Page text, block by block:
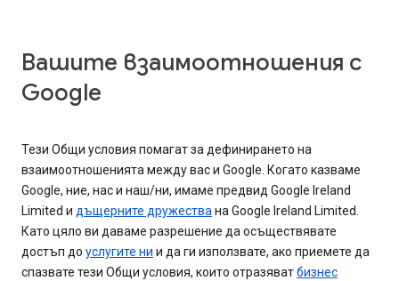
Вашите взаимоотношения с
Google
Тези Общи условия помагат за дефинирането на
взаимоотношенията между вас и Google. Когато казваме
Google, ние, нас и наш/ни, имаме предвид Google Ireland
Limited и дъщерните дружества на Google Ireland Limited.
Като цяло ви даваме разрешение да осъществявате
достъп до услугите ни и да ги използвате, ако приемете да
спазвате тези Общи условия, които отразяватбизнес